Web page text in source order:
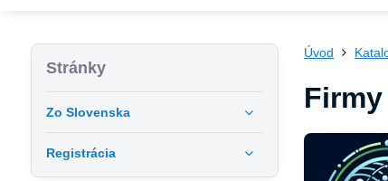
Úvod
Stránky
Zo Slovenska
Registrácia